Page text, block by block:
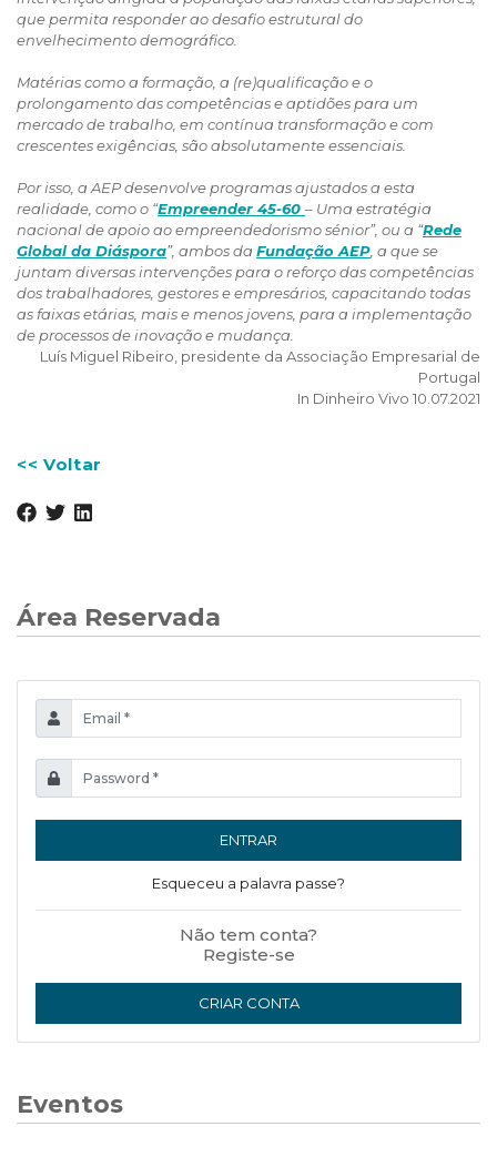
que permita responder ao desafio estrutural do
envelhecimento demográfico.
Matérias como a formação, a (re)qualificação e o
prolongamento das competências e aptidões para um
mercado de trabalho, em contínua transformação e com
crescentes exigências, são absolutamente essenciais.
Por isso, a AEP desenvolve programas ajustados a esta
realidade, como o “Empreender 45-60 – Uma estratégia
nacional de apoio ao empreendedorismo sénior”, ou a “Rede
Global da Diáspora”, ambos da Fundação AEP , a que se
juntam diversas intervenções para o reforço das competências
dos trabalhadores, gestores e empresários, capacitando todas
as faixas etárias, mais e menos jovens, para a implementação
de processos de inovação e mudança.
Luís Miguel Ribeiro, presidente da Associação Empresarial de
Portugal
In Dinheiro Vivo 10.07.2021
<< Voltar
Área Reservada
ENTRAR
Esqueceu a palavra passe?
Não tem conta?
Registe-se
CRIAR CONTA
Eventos